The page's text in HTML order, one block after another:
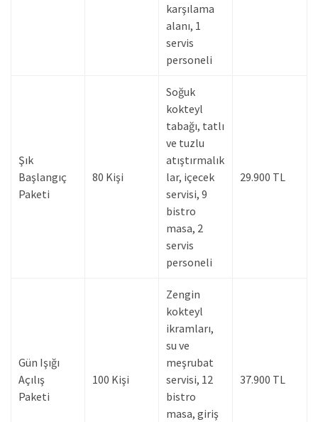
karşılama
alanı, 1
servis
personeli
Şık
Başlangıç
Paketi
80 Kişi
Soğuk
kokteyl
tabağı, tatlı
ve tuzlu
atıştırmalık
lar, içecek
servisi, 9
bistro
masa, 2
servis
personeli
29.900 TL
Gün Işığı
Açılış
Paketi
100 Kişi
Zengin
kokteyl
ikramları,
su ve
meşrubat
servisi, 12
bistro
masa, giriş
37.900 TL